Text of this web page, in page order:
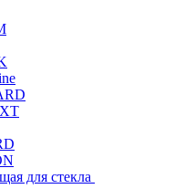
для стекла